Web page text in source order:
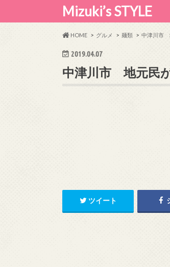
Mizuki’s STYLE
HOME グルメ 麺類 中津川市
2019.04.07
中津川市 地元民
ツイート